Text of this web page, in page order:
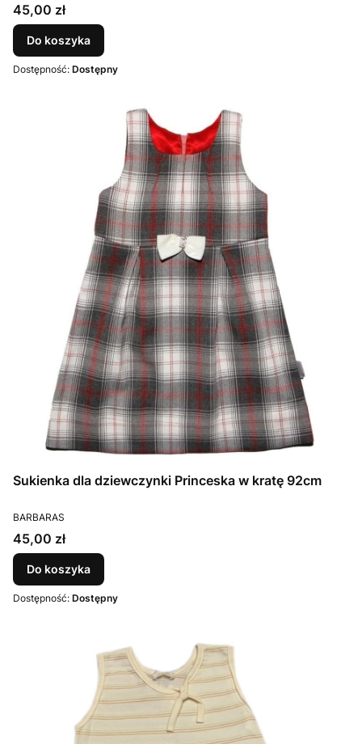
Cena
45,00 zł
Do koszyka
Dostępność: Dostępny
Sukienka dla dziewczynki Princeska w kratę 92cm
PRODUCENT
BARBARAS
Cena
45,00 zł
Do koszyka
Dostępność: Dostępny